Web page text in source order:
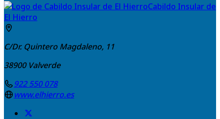
Cabildo Insular de
El Hierro
C/Dr. Quintero Magdaleno, 11
38900 Valverde
922 550 078
www.elhierro.es